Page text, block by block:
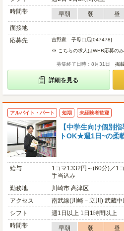
時間帯
早朝 朝 昼
面接地
応募先
吉野家 子母口店[047478]
※ こちらの求人はWEB応募の
募集終了日時：8月31日 掲
詳細を見る
アルバイト・パート 短期 未経験者歓迎
【中学生向け個別
トOK★週1日~の柔
給与
1コマ1332円～(60分)／
手当込み
勤務地
川崎市 高津区
アクセス
南武線(川崎－立川) 武蔵中
シフト
週1日以上 1日1時間以上
時間帯
早朝 朝 昼